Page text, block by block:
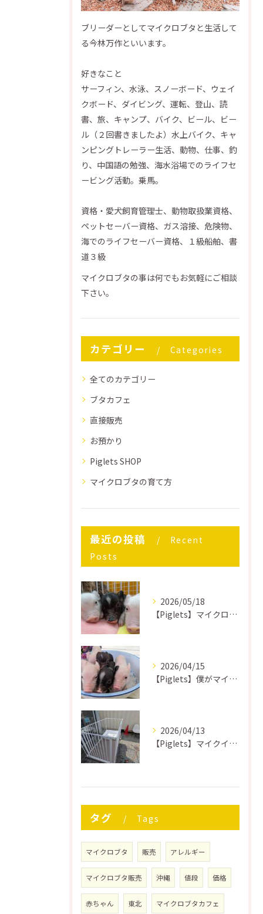
ブリーダーとしてマイクロブタと生活して
る今林万作といいます。
好きなこと
サーフィン、水泳、スノーボード、ウェイ
クボード、ダイビング、運転、登山、読
書、旅、キャンプ、バイク、ビール、ビー
ル（２回書きましたよ）水上バイク、キャ
ンピングトレーラー生活、動物、仕事、釣
り、中国語の勉強、海水浴場でのライフセ
ービング活動。乗馬。
資格・愛犬飼育管理士、動物取扱業資格、
ペットセーバー資格、ガス溶接、危険物、
海でのライフセーバー資格、１級船舶、書
道３級
マイクロブタの事は何でもお気軽にご相談
下さい。
カテゴリー Categories
全てのカテゴリー
ブタカフェ
直接販売
お預かり
Piglets SHOP
マイクロブタの育て方
最近の投稿
Recent
Posts
2026/05/18
【Piglets】マイクロブタはどうして飼うのが大変なのか？
2026/04/15
【Piglets】僕がマイクロブタを飼って後悔したこと
2026/04/13
【Piglets】マイクイロブタ用ケージを作る
タグ Tags
マイクロブタ 販売 アレルギー
マイクロブタ販売 沖縄 値段 価格
赤ちゃん 東北 マイクロブタカフェ